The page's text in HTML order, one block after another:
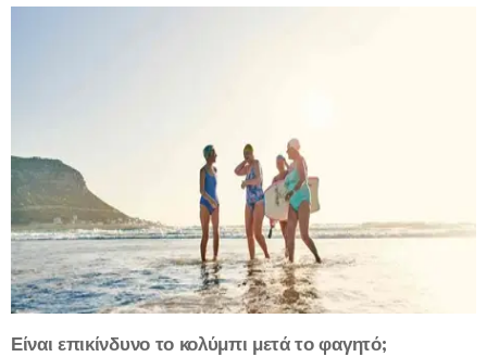
Είναι επικίνδυνο το κολύμπι μετά το φαγητό;